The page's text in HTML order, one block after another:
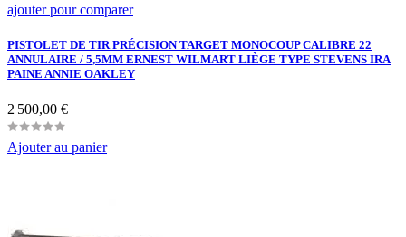
ajouter pour comparer
PISTOLET DE TIR PRÉCISION TARGET MONOCOUP CALIBRE 22
ANNULAIRE / 5,5MM ERNEST WILMART LIÈGE TYPE STEVENS IRA
PAINE ANNIE OAKLEY
Prix
2 500,00 €
Ajouter au panier